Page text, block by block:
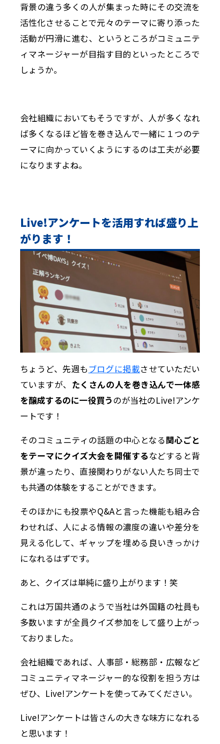
背景の違う多くの人が集まった時にその交流を
活性化させることで元々のテーマに寄り添った
活動が円滑に進む、というところがコミュニテ
ィマネージャーが目指す目的といったところで
しょうか。
会社組織においてもそうですが、人が多くなれ
ば多くなるほど皆を巻き込んで一緒に１つのテ
ーマに向かっていくようにするのは工夫が必要
になりますよね。
Live!アンケートを活用すれば盛り上
がります！
ちょうど、先週もブログに掲載させていただい
ていますが、 たくさんの人を巻き込んで一体感
を醸成するのに一役買うのが当社のLive!アンケ
ートです！
そのコミュニティの話題の中心となる関心ごと
をテーマにクイズ大会を開催するなどすると背
景が違ったり、直接関わりがない人たち同士で
も共通の体験をすることができます。
そのほかにも投票やQ&Aと言った機能も組み合
わせれば、人による情報の濃度の違いや差分を
見える化して、ギャップを埋める良いきっかけ
になれるはずです。
あと、クイズは単純に盛り上がります！笑
これは万国共通のようで当社は外国籍の社員も
多数いますが全員クイズ参加をして盛り上がっ
ておりました。
会社組織であれば、人事部・総務部・広報など
コミュニティマネージャー的な役割を担う方は
ぜひ、Live!アンケートを使ってみてください。
Live!アンケートは皆さんの大きな味方になれる
と思います！